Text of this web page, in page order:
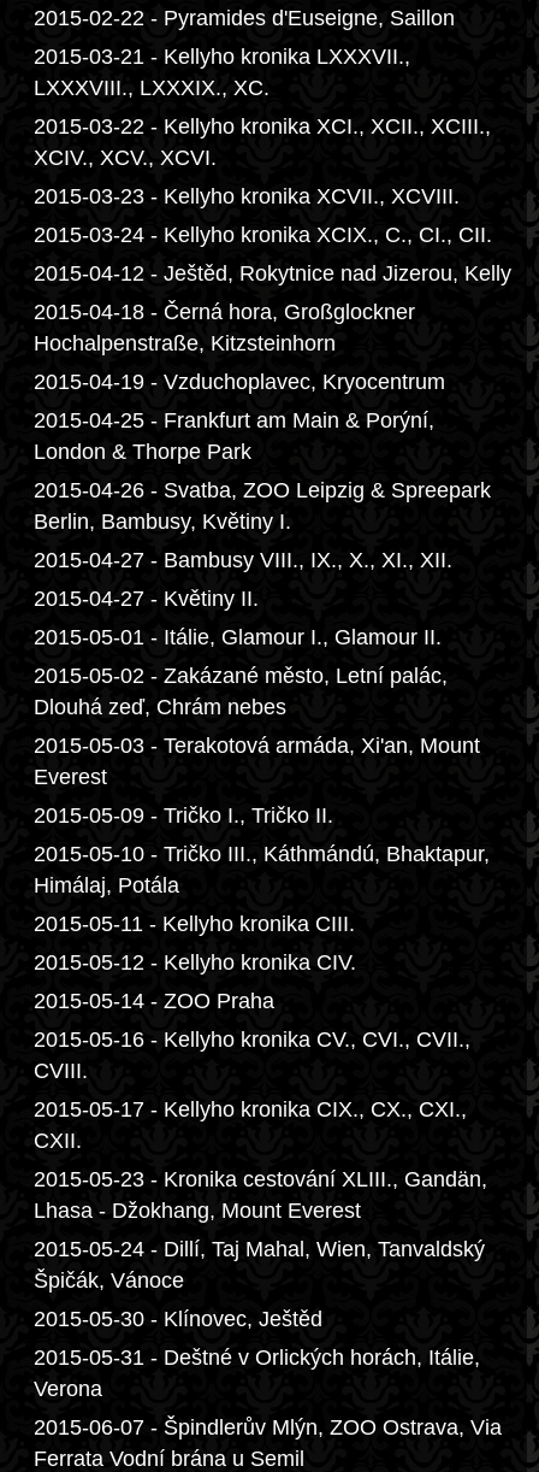
2015-02-22 - Pyramides d'Euseigne, Saillon
2015-03-21 - Kellyho kronika LXXXVII.,
LXXXVIII., LXXXIX., XC.
2015-03-22 - Kellyho kronika XCI., XCII., XCIII.,
XCIV., XCV., XCVI.
2015-03-23 - Kellyho kronika XCVII., XCVIII.
2015-03-24 - Kellyho kronika XCIX., C., CI., CII.
2015-04-12 - Ještěd, Rokytnice nad Jizerou, Kelly
2015-04-18 - Černá hora, Großglockner
Hochalpenstraße, Kitzsteinhorn
2015-04-19 - Vzduchoplavec, Kryocentrum
2015-04-25 - Frankfurt am Main & Porýní,
London & Thorpe Park
2015-04-26 - Svatba, ZOO Leipzig & Spreepark
Berlin, Bambusy, Květiny I.
2015-04-27 - Bambusy VIII., IX., X., XI., XII.
2015-04-27 - Květiny II.
2015-05-01 - Itálie, Glamour I., Glamour II.
2015-05-02 - Zakázané město, Letní palác,
Dlouhá zeď, Chrám nebes
2015-05-03 - Terakotová armáda, Xi'an, Mount
Everest
2015-05-09 - Tričko I., Tričko II.
2015-05-10 - Tričko III., Káthmándú, Bhaktapur,
Himálaj, Potála
2015-05-11 - Kellyho kronika CIII.
2015-05-12 - Kellyho kronika CIV.
2015-05-14 - ZOO Praha
2015-05-16 - Kellyho kronika CV., CVI., CVII.,
CVIII.
2015-05-17 - Kellyho kronika CIX., CX., CXI.,
CXII.
2015-05-23 - Kronika cestování XLIII., Gandän,
Lhasa - Džokhang, Mount Everest
2015-05-24 - Dillí, Taj Mahal, Wien, Tanvaldský
Špičák, Vánoce
2015-05-30 - Klínovec, Ještěd
2015-05-31 - Deštné v Orlických horách, Itálie,
Verona
2015-06-07 - Špindlerův Mlýn, ZOO Ostrava, Via
Ferrata Vodní brána u Semil